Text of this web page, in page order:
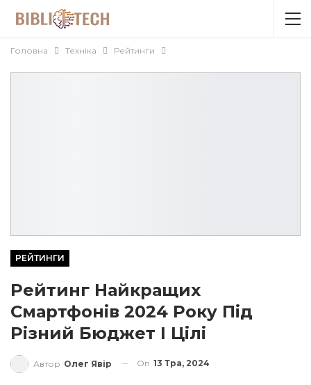
Головна Техніка Рейтинги
РЕЙТИНГИ
Рейтинг Найкращих
Смартфонів 2024 Року Під
Різний Бюджет І Цілі
Автор Олег Явір On 13 Тра, 2024